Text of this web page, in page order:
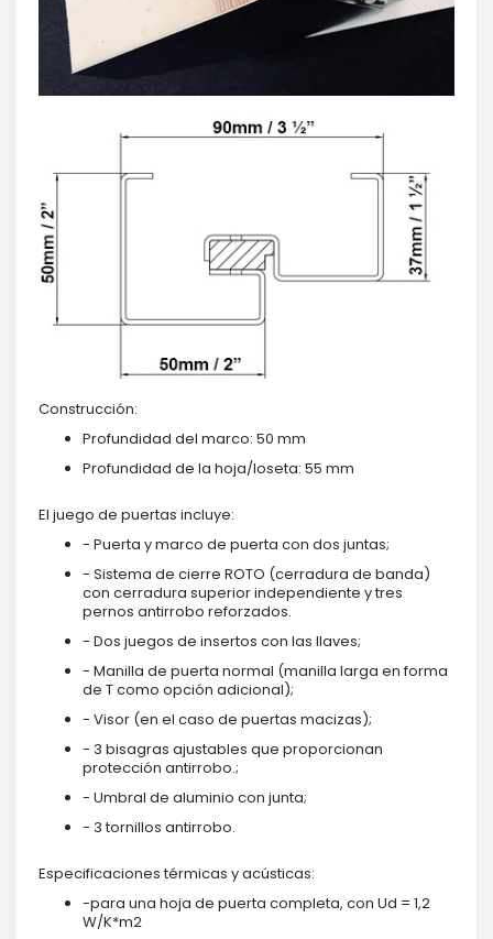
Construcción:
Profundidad del marco: 50 mm
Profundidad de la hoja/loseta: 55 mm
El juego de puertas incluye:
- Puerta y marco de puerta con dos juntas;
- Sistema de cierre ROTO (cerradura de banda)
con cerradura superior independiente y tres
pernos antirrobo reforzados.
- Dos juegos de insertos con las llaves;
- Manilla de puerta normal (manilla larga en forma
de T como opción adicional);
- Visor (en el caso de puertas macizas);
- 3 bisagras ajustables que proporcionan
protección antirrobo.;
- Umbral de aluminio con junta;
- 3 tornillos antirrobo.
Especificaciones térmicas y acústicas:
-para una hoja de puerta completa, con Ud = 1,2
W/K*m2